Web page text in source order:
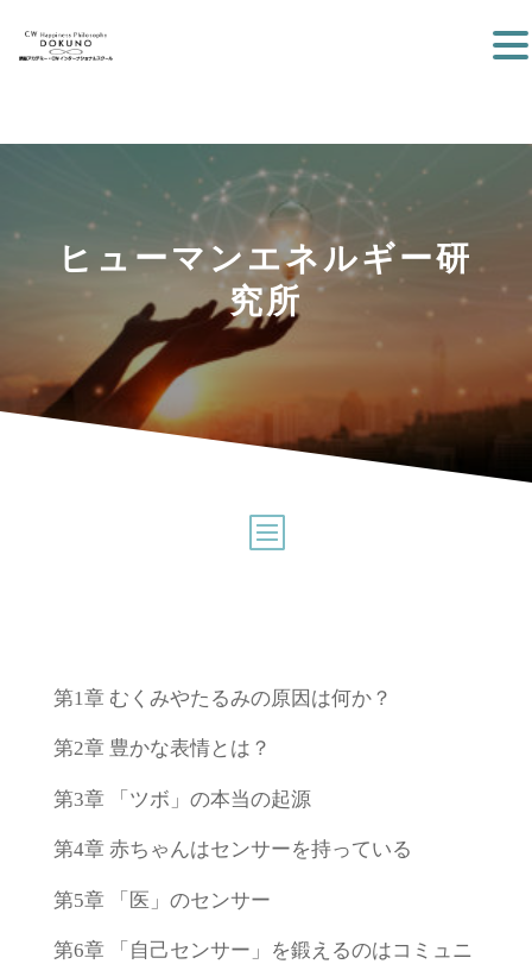
ヒューマンエネルギー研
究所
第1章 むくみやたるみの原因は何か？
第2章 豊かな表情とは？
第3章 「ツボ」の本当の起源
第4章 赤ちゃんはセンサーを持っている
第5章 「医」のセンサー
第6章 「自己センサー」を鍛えるのはコミュニ